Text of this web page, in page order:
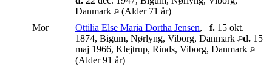
Danmark
(Alder 71 år)
Mor
Ottilia Else Maria Dortha Jensen, f. 15 okt.
1874, Bigum, Nørlyng, Viborg, Danmark
d. 15
maj 1966, Klejtrup, Rinds, Viborg, Danmark
(Alder 91 år)